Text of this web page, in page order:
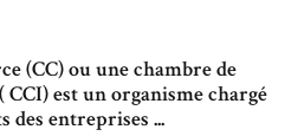
(CC) ou une chambre de
est un organisme chargé
des entreprises ...